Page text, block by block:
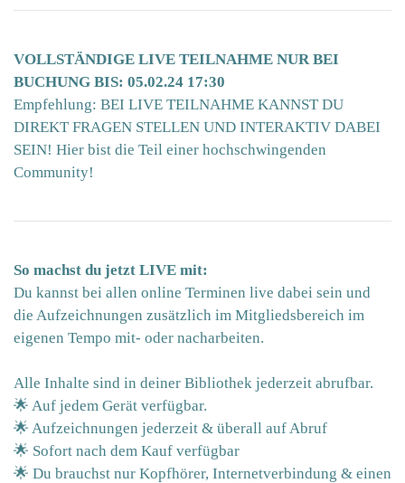
VOLLSTÄNDIGE LIVE TEILNAHME NUR BEI
BUCHUNG BIS: 05.02.24 17:30
Empfehlung: BEI LIVE TEILNAHME KANNST DU
DIREKT FRAGEN STELLEN UND INTERAKTIV DABEI
SEIN! Hier bist die Teil einer hochschwingenden
Community!
So machst du jetzt LIVE mit:
Du kannst bei allen online Terminen live dabei sein und
die Aufzeichnungen zusätzlich im Mitgliedsbereich im
eigenen Tempo mit- oder nacharbeiten.
Alle Inhalte sind in deiner Bibliothek jederzeit abrufbar.
🌟 Auf jedem Gerät verfügbar.
🌟 Aufzeichnungen jederzeit & überall auf Abruf
🌟 Sofort nach dem Kauf verfügbar
🌟 Du brauchst nur Kopfhörer, Internetverbindung & einen